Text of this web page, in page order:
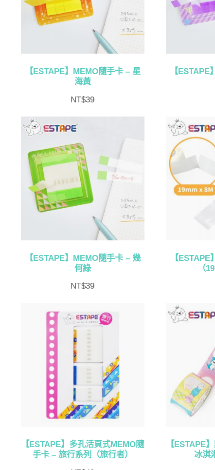
【ESTAPE】MEMO隨手卡 – 星
海黃
NT$39
【
【ESTAPE】MEMO隨手卡 – 幾
何綠
NT$39
【
（
【ESTAPE】多孔活頁式MEMO隨
手卡 – 旅行系列（旅行者）
【ESTAPE
冰淇